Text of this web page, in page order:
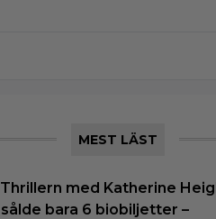
MEST LÄST
Thrillern med Katherine
sålde bara 6 biobiljetter –